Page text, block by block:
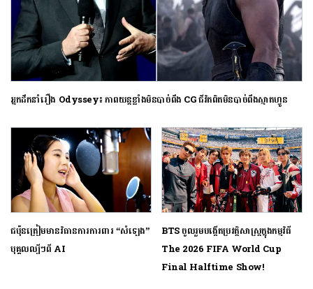
អ្នកដឹកនាំរឿង Odyssey៖ ភាពយន្តខ្លាំងមិនបាច់ពឹង CG ជីវិតពិតមិនបាច់ពឹងស្មាតហ្វូន
ជប៉ុនត្រៀមមានវិធានការការពារ “សំឡេង”
បុគ្គលល្បីៗពី AI
BTS ចូលរួមបង្កើតប្រវត្តិសាស្ត្រក្នុងកម្មវិធី
The 2026 FIFA World Cup
Final Halftime Show!